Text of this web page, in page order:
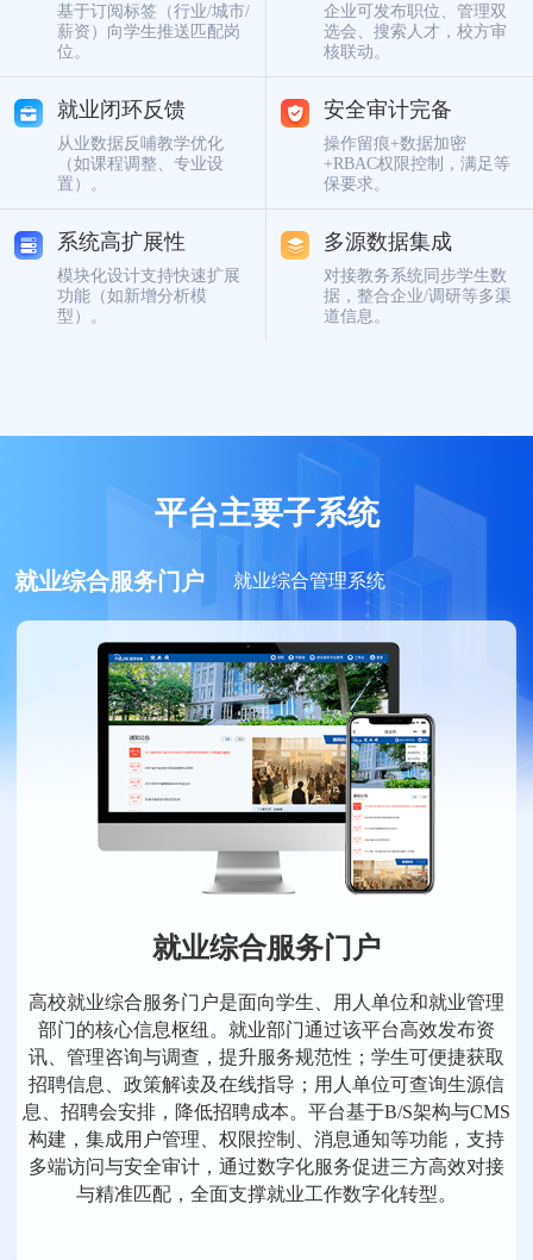
基于订阅标签（行业/城市/
薪资）向学生推送匹配岗
位。
企业可发布职位、管理双
选会、搜索人才，校方审
核联动。
就业闭环反馈
从业数据反哺教学优化
（如课程调整、专业设
置）。
安全审计完备
操作留痕+数据加密
+RBAC权限控制，满足等
保要求。
系统高扩展性
模块化设计支持快速扩展
功能（如新增分析模
型）。
多源数据集成
对接教务系统同步学生数
据，整合企业/调研等多渠
道信息。
平台主要子系统
就业综合服务门户
高校就业综合服务门户是面向学生、用人单位和就业管理
部门的核心信息枢纽。就业部门通过该平台高效发布资
讯、管理咨询与调查，提升服务规范性；学生可便捷获取
招聘信息、政策解读及在线指导；用人单位可查询生源信
息、招聘会安排，降低招聘成本。平台基于B/S架构与CMS
构建，集成用户管理、权限控制、消息通知等功能，支持
多端访问与安全审计，通过数字化服务促进三方高效对接
与精准匹配，全面支撑就业工作数字化转型。
就业综合服务门户 就业综合管理系统